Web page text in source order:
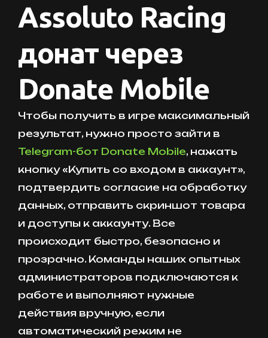
Assoluto Racing
донат через
Donate Mobile
Чтобы получить в игре максимальный
результат, нужно просто зайти в
Telegram-бот Donate Mobile, нажать
кнопку «Купить со входом в аккаунт»,
подтвердить согласие на обработку
данных, отправить скриншот товара
и доступы к аккаунту. Все
происходит быстро, безопасно и
прозрачно. Команды наших опытных
администраторов подключаются к
работе и выполняют нужные
действия вручную, если
автоматический режим не